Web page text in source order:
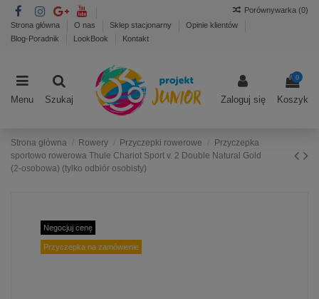
Strona główna O nas Sklep stacjonarny
Opinie klientów
Blog-Poradnik
LookBook Kontakt
Porównywarka (0)
Menu Szukaj Zaloguj się
0
Koszyk
Strona główna Rowery Przyczepki rowerowe
Przyczepka
sportowo rowerowa Thule Chariot Sport v. 2 Double Natural Gold
(2-osobowa) (tylko odbiór osobisty)
Negocjuj cenę
Przyczepka na zamówienie